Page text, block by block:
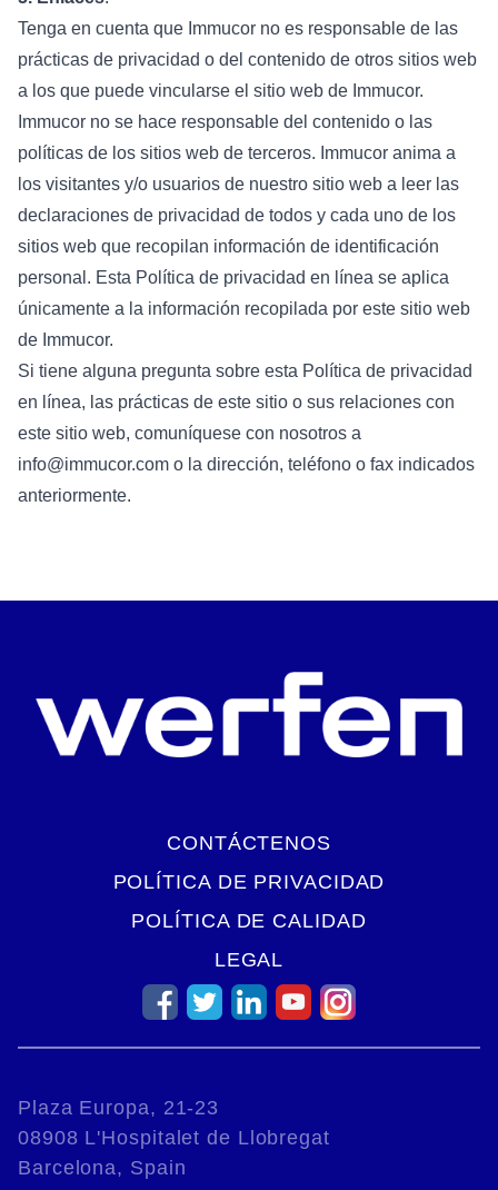
Tenga en cuenta que Immucor no es responsable de las
prácticas de privacidad o del contenido de otros sitios web
a los que puede vincularse el sitio web de Immucor.
Immucor no se hace responsable del contenido o las
políticas de los sitios web de terceros. Immucor anima a
los visitantes y/o usuarios de nuestro sitio web a leer las
declaraciones de privacidad de todos y cada uno de los
sitios web que recopilan información de identificación
personal. Esta Política de privacidad en línea se aplica
únicamente a la información recopilada por este sitio web
de Immucor.
Si tiene alguna pregunta sobre esta Política de privacidad
en línea, las prácticas de este sitio o sus relaciones con
este sitio web, comuníquese con nosotros a
info@immucor.com o la dirección, teléfono o fax indicados
anteriormente.
CONTÁCTENOS
POLÍTICA DE PRIVACIDAD
POLÍTICA DE CALIDAD
LEGAL
Plaza Europa, 21-23
08908 L'Hospitalet de Llobregat
Barcelona, Spain